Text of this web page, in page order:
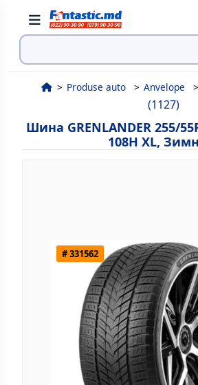
Поиск
Produse auto Anvelope
(1127)
Шина GRENLANDER 255/
108H XL,
# 331562